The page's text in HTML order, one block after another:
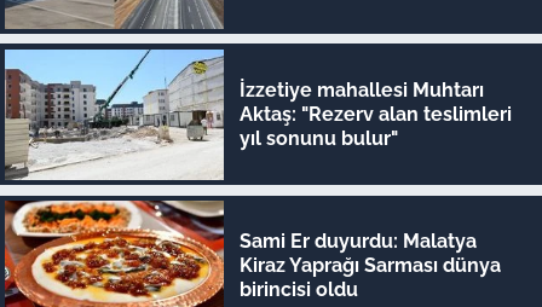
İzzetiye mahallesi Muhtarı
Aktaş: "Rezerv alan teslimleri
yıl sonunu bulur"
Sami Er duyurdu: Malatya
Kiraz Yaprağı Sarması dünya
birincisi oldu